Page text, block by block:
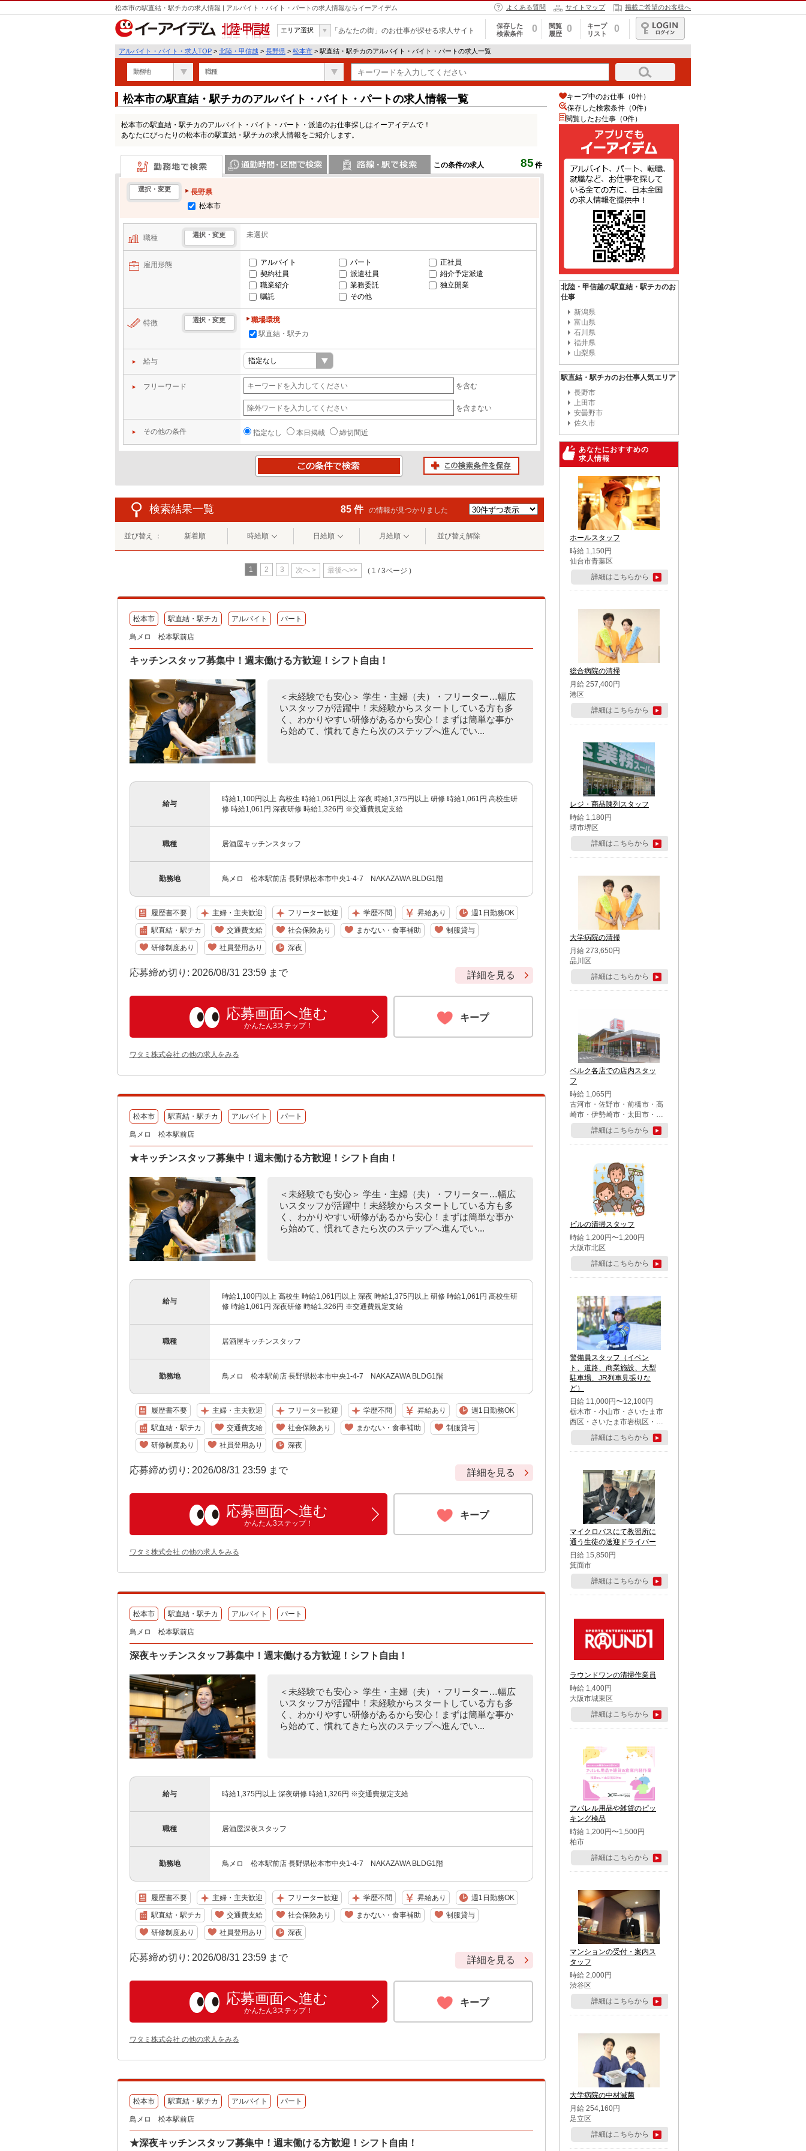
松本市の駅直結・駅チカの求人情報 | アルバイト・バイト・パートの求人情報ならイーアイデム よくある質問 サイトマップ 掲載ご希望のお客様へ
北陸・甲信越
エリア選択 「あなたの街」のお仕事が探せる求人サイト
保存した
検索条件
0
閲覧
履歴
0
キープ
リスト
0
ログイン
アルバイト・バイト・求人TOP > 北陸・甲信越 > 長野県 > 松本市 > 駅直結・駅チカのアルバイト・バイト・パートの求人一覧
勤務地 職種
松本市の駅直結・駅チカのアルバイト・バイト・パートの求人情報一覧
松本市の駅直結・駅チカのアルバイト・バイト・パート・派遣のお仕事探しはイーアイデムで！
あなたにぴったりの松本市の駅直結・駅チカの求人情報をご紹介します。
この条件の求人 85 件
勤務地で検索
選択・変更
長野県
松本市
職種 選択・変更 未選択
雇用形態 アルバイト パート
正社員
契約社員
派遣社員
紹介予定派遣
職業紹介
業務委託
独立開業
嘱託
その他
特徴 選択・変更
職場環境
駅直結・駅チカ
給与
フリーワード を含む
を含まない
その他の条件 指定なし 本日掲載 締切間近
検索結果一覧 85 件 の情報が見つかりました
並び替え ： 新着順 時給順 日給順 月給順 並び替え解除
1 2 3 次へ > 最後へ>> ( 1 / 3ページ )
松本市 駅直結・駅チカ アルバイト パート
鳥メロ 松本駅前店
キッチンスタッフ募集中！週末働ける方歓迎！シフト自由！
＜未経験でも安心＞ 学生・主婦（夫）・フリーター…幅広
いスタッフが活躍中！未経験からスタートしている方も多
く、わかりやすい研修があるから安心！まずは簡単な事か
ら始めて、慣れてきたら次のステップへ進んでい...
給与
時給1,100円以上 高校生 時給1,061円以上 深夜 時給1,375円以上 研修 時給1,061円 高校生研
修 時給1,061円 深夜研修 時給1,326円 ※交通費規定支給
職種 居酒屋キッチンスタッフ
勤務地 鳥メロ 松本駅前店 長野県松本市中央1-4-7 NAKAZAWA BLDG1階
履歴書不要 主婦・主夫歓迎 フリーター歓迎 学歴不問 昇給あり 週1日勤務OK
駅直結・駅チカ 交通費支給 社会保険あり まかない・食事補助 制服貸与
研修制度あり 社員登用あり 深夜
応募締め切り: 2026/08/31 23:59 まで 詳細を見る
応募画面へ進む
かんたん3ステップ！
キープ
ワタミ株式会社 の他の求人をみる
松本市 駅直結・駅チカ アルバイト パート
鳥メロ 松本駅前店
★キッチンスタッフ募集中！週末働ける方歓迎！シフト自由！
＜未経験でも安心＞ 学生・主婦（夫）・フリーター…幅広
いスタッフが活躍中！未経験からスタートしている方も多
く、わかりやすい研修があるから安心！まずは簡単な事か
ら始めて、慣れてきたら次のステップへ進んでい...
給与
時給1,100円以上 高校生 時給1,061円以上 深夜 時給1,375円以上 研修 時給1,061円 高校生研
修 時給1,061円 深夜研修 時給1,326円 ※交通費規定支給
職種 居酒屋キッチンスタッフ
勤務地 鳥メロ 松本駅前店 長野県松本市中央1-4-7 NAKAZAWA BLDG1階
履歴書不要 主婦・主夫歓迎 フリーター歓迎 学歴不問 昇給あり 週1日勤務OK
駅直結・駅チカ 交通費支給 社会保険あり まかない・食事補助 制服貸与
研修制度あり 社員登用あり 深夜
応募締め切り: 2026/08/31 23:59 まで 詳細を見る
応募画面へ進む
かんたん3ステップ！
キープ
ワタミ株式会社 の他の求人をみる
松本市 駅直結・駅チカ アルバイト パート
鳥メロ 松本駅前店
深夜キッチンスタッフ募集中！週末働ける方歓迎！シフト自由！
＜未経験でも安心＞ 学生・主婦（夫）・フリーター…幅広
いスタッフが活躍中！未経験からスタートしている方も多
く、わかりやすい研修があるから安心！まずは簡単な事か
ら始めて、慣れてきたら次のステップへ進んでい...
給与 時給1,375円以上 深夜研修 時給1,326円 ※交通費規定支給
職種 居酒屋深夜スタッフ
勤務地 鳥メロ 松本駅前店 長野県松本市中央1-4-7 NAKAZAWA BLDG1階
履歴書不要 主婦・主夫歓迎 フリーター歓迎 学歴不問 昇給あり 週1日勤務OK
駅直結・駅チカ 交通費支給 社会保険あり まかない・食事補助 制服貸与
研修制度あり 社員登用あり 深夜
応募締め切り: 2026/08/31 23:59 まで 詳細を見る
応募画面へ進む
かんたん3ステップ！
キープ
ワタミ株式会社 の他の求人をみる
松本市 駅直結・駅チカ アルバイト パート
鳥メロ 松本駅前店
★深夜キッチンスタッフ募集中！週末働ける方歓迎！シフト自由！
キープ中のお仕事（0件）
保存した検索条件（0件）
閲覧したお仕事（0件）
北陸・甲信越の駅直結・駅チカのお
仕事
新潟県
富山県
石川県
福井県
山梨県
駅直結・駅チカのお仕事人気エリア
長野市
上田市
安曇野市
佐久市
あなたにおすすめの
求人情報
ホールスタッフ
時給 1,150円
仙台市青葉区
詳細はこちらから
総合病院の清掃
月給 257,400円
港区
詳細はこちらから
レジ・商品陳列スタッフ
時給 1,180円
堺市堺区
詳細はこちらから
大学病院の清掃
月給 273,650円
品川区
詳細はこちらから
ベルク各店での店内スタッ
フ
時給 1,065円
古河市・佐野市・前橋市・高
崎市・伊勢崎市・太田市・館
林市・藤岡市・大泉町・さい
たま市北区・川越市・熊谷
市・行田市・秩父市・所沢
市・鶴ケ島市・千葉市中央
区・市川市・松戸市・習志野
市・柏市・流山市・八千代
市・足立区・江戸川区・八王
子市・町田市
詳細はこちらから
ビルの清掃スタッフ
時給 1,200円〜1,200円
大阪市北区
詳細はこちらから
警備員スタッフ（イベン
ト、道路、商業施設、大型
駐車場、JR列車見張りな
ど）
日給 11,000円〜12,100円
栃木市・小山市・さいたま市
西区・さいたま市岩槻区・久
喜市・蓮田市
詳細はこちらから
マイクロバスにて教習所に
通う生徒の送迎ドライバー
日給 15,850円
箕面市
詳細はこちらから
ラウンドワンの清掃作業員
時給 1,400円
大阪市城東区
詳細はこちらから
アパレル用品や雑貨のピッ
キング検品
時給 1,200円〜1,500円
柏市
詳細はこちらから
マンションの受付・案内ス
タッフ
時給 2,000円
渋谷区
詳細はこちらから
大学病院の中材滅菌
月給 254,160円
足立区
詳細はこちらから